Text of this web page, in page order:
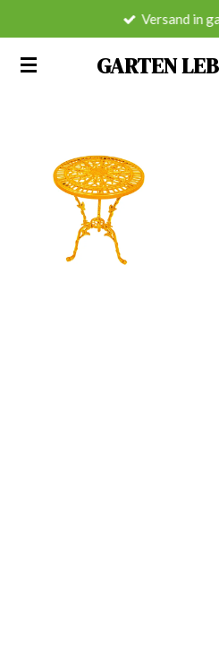
springen
GARTEN
Versand in